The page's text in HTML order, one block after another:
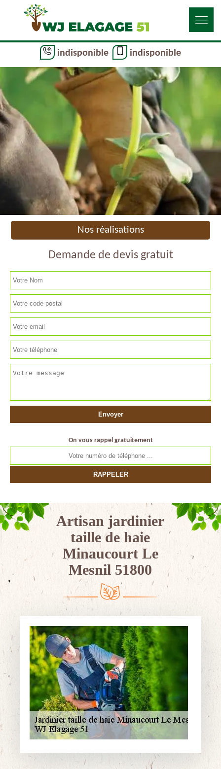
indisponible indisponible
Nos réalisations
Demande de devis gratuit
On vous rappel gratuitement
Artisan jardinier
taille de haie
Minaucourt Le
Mesnil 51800